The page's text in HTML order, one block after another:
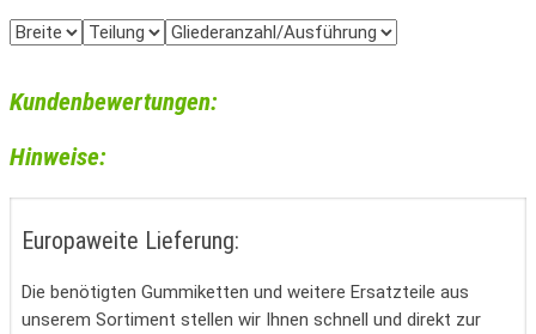
Kundenbewertungen:
Hinweise:
Europaweite Lieferung:
Die benötigten Gummiketten und weitere Ersatzteile aus
unserem Sortiment stellen wir Ihnen schnell und direkt zur